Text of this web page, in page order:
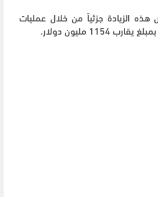
الزيادة جزئياً من خلال عمليات
مليون دولار.